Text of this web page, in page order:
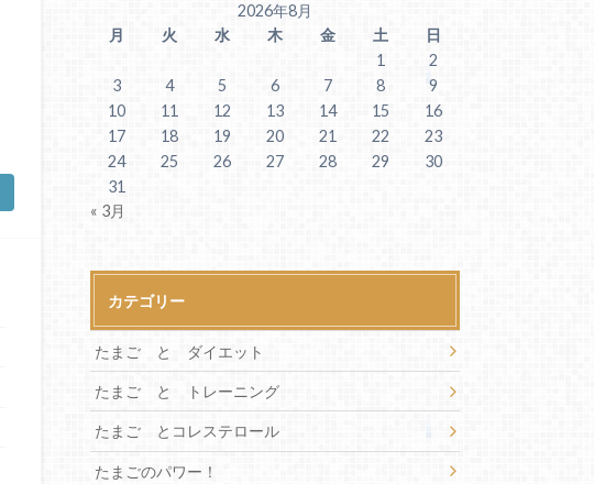
2026年8月
月
火 水 木 金 土
日
1
2
3
4 5 6 7 8
9
10
11 12 13 14 15
16
17
18 19 20 21 22
23
24
25 26 27 28 29
30
31
« 3月
カテゴリー
たまご と ダイエット
たまご と トレーニング
たまご とコレステロール
たまごのパワー！